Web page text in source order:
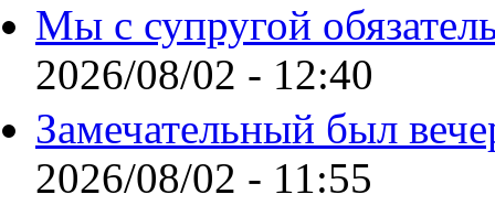
Мы с супругой
2026/08/02 - 12:40
Замечательный был
2026/08/02 - 11:55